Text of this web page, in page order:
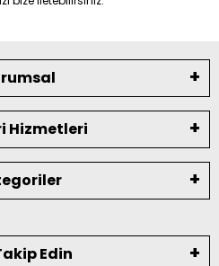
Hizmetleri
Edin